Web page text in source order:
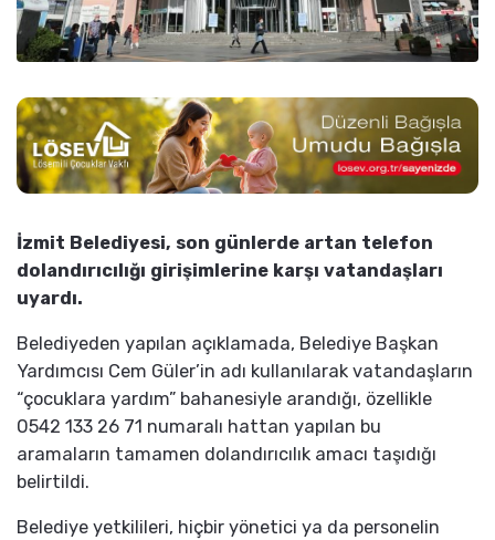
İzmit Belediyesi, son günlerde artan telefon
dolandırıcılığı girişimlerine karşı vatandaşları
uyardı.
Belediyeden yapılan açıklamada, Belediye Başkan
Yardımcısı Cem Güler’in adı kullanılarak vatandaşların
“çocuklara yardım” bahanesiyle arandığı, özellikle
0542 133 26 71 numaralı hattan yapılan bu
aramaların tamamen dolandırıcılık amacı taşıdığı
belirtildi.
Belediye yetkilileri, hiçbir yönetici ya da personelin